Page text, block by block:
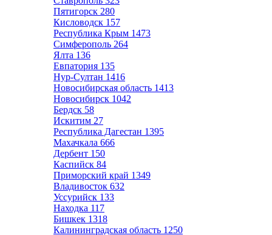
Пятигорск 280
Кисловодск 157
Республика Крым 1473
Симферополь 264
Ялта 136
Евпатория 135
Нур-Султан 1416
Новосибирская область 1413
Новосибирск 1042
Бердск 58
Искитим 27
Республика Дагестан 1395
Махачкала 666
Дербент 150
Каспийск 84
Приморский край 1349
Владивосток 632
Уссурийск 133
Находка 117
Бишкек 1318
Калининградская область 1250